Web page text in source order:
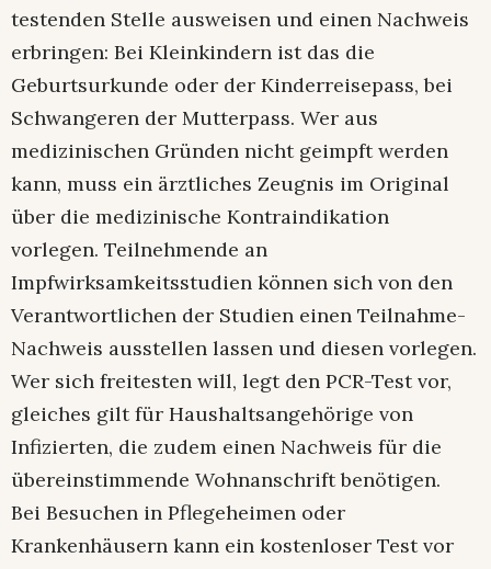
testenden Stelle ausweisen und einen Nachweis
erbringen: Bei Kleinkindern ist das die
Geburtsurkunde oder der Kinderreisepass, bei
Schwangeren der Mutterpass. Wer aus
medizinischen Gründen nicht geimpft werden
kann, muss ein ärztliches Zeugnis im Original
über die medizinische Kontraindikation
vorlegen. Teilnehmende an
Impfwirksamkeitsstudien können sich von den
Verantwortlichen der Studien einen Teilnahme-
Nachweis ausstellen lassen und diesen vorlegen.
Wer sich freitesten will, legt den PCR-Test vor,
gleiches gilt für Haushaltsangehörige von
Infizierten, die zudem einen Nachweis für die
übereinstimmende Wohnanschrift benötigen.
Bei Besuchen in Pflegeheimen oder
Krankenhäusern kann ein kostenloser Test vor